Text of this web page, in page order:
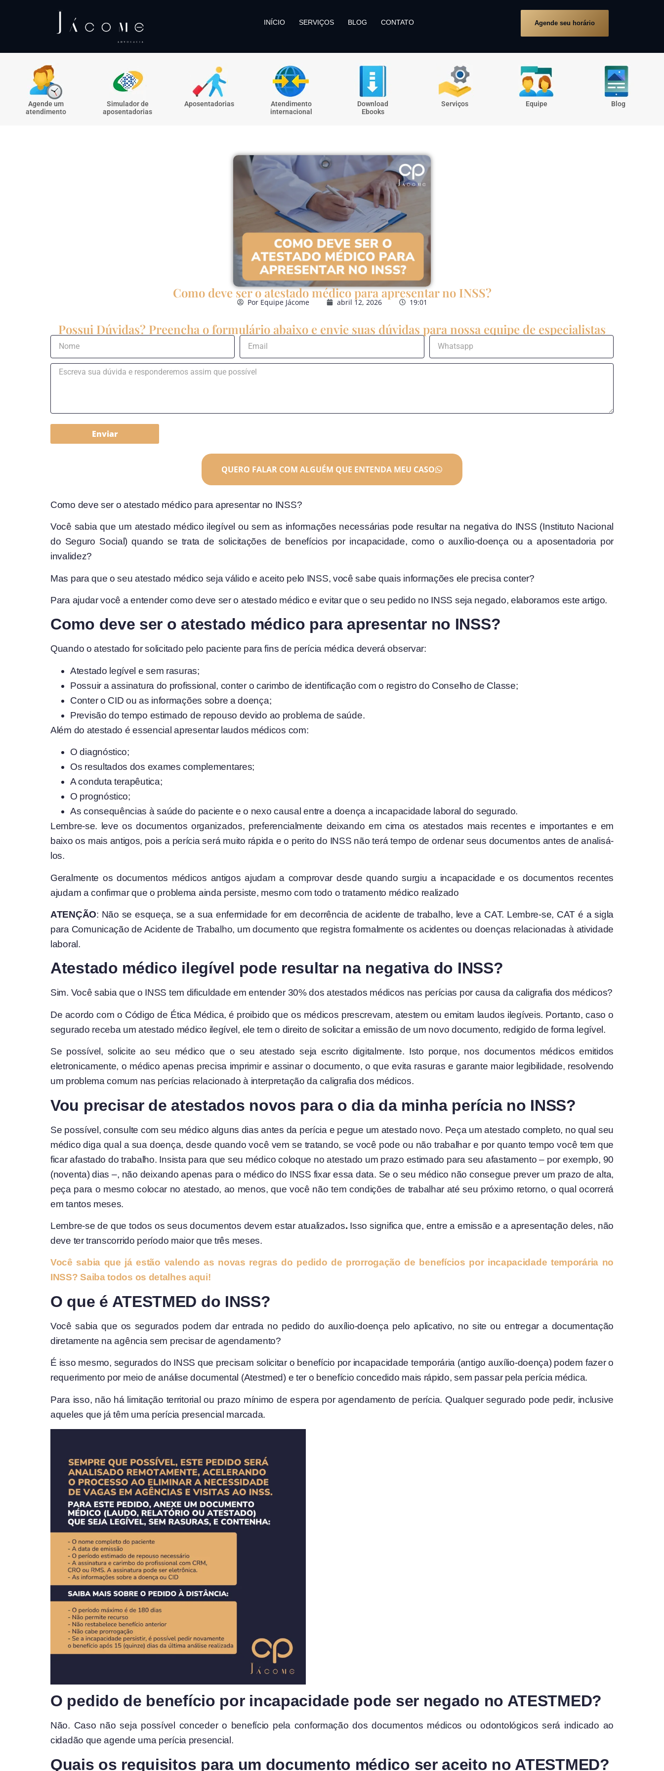
INÍCIO SERVIÇOS BLOG CONTATO Agende seu horário
Agende um
atendimento
Simulador de
aposentadorias
Aposentadorias
Atendimento
internacional
Download
Ebooks
Serviços Equipe Blog
Como deve ser o atestado médico para apresentar no INSS?
PorEquipe Jácome abril 12, 2026 19:01
Possui Dúvidas? Preencha o formulário abaixo e envie suas dúvidas para nossa equipe de especialistas
Enviar
QUERO FALAR COM ALGUÉM QUE ENTENDA MEU CASO
Como deve ser o atestado médico para apresentar no INSS?
Você sabia que um atestado médico ilegível ou sem as informações necessárias pode resultar na negativa do INSS (Instituto Nacional
do Seguro Social) quando se trata de solicitações de benefícios por incapacidade, como o auxílio-doença ou a aposentadoria por
invalidez?
Mas para que o seu atestado médico seja válido e aceito pelo INSS, você sabe quais informações ele precisa conter?
Para ajudar você a entender como deve ser o atestado médico e evitar que o seu pedido no INSS seja negado, elaboramos este artigo.
Como deve ser o atestado médico para apresentar no INSS?
Quando o atestado for solicitado pelo paciente para fins de perícia médica deverá observar:
Atestado legível e sem rasuras;
Possuir a assinatura do profissional, conter o carimbo de identificação com o registro do Conselho de Classe;
Conter o CID ou as informações sobre a doença;
Previsão do tempo estimado de repouso devido ao problema de saúde.
Além do atestado é essencial apresentar laudos médicos com:
O diagnóstico;
Os resultados dos exames complementares;
A conduta terapêutica;
O prognóstico;
As consequências à saúde do paciente e o nexo causal entre a doença a incapacidade laboral do segurado.
Lembre-se. leve os documentos organizados, preferencialmente deixando em cima os atestados mais recentes e importantes e em
baixo os mais antigos, pois a perícia será muito rápida e o perito do INSS não terá tempo de ordenar seus documentos antes de analisá-
los.
Geralmente os documentos médicos antigos ajudam a comprovar desde quando surgiu a incapacidade e os documentos recentes
ajudam a confirmar que o problema ainda persiste, mesmo com todo o tratamento médico realizado
ATENÇÃO: Não se esqueça, se a sua enfermidade for em decorrência de acidente de trabalho, leve a CAT. Lembre-se, CAT é a sigla
para Comunicação de Acidente de Trabalho, um documento que registra formalmente os acidentes ou doenças relacionadas à atividade
laboral.
Atestado médico ilegível pode resultar na negativa do INSS?
Sim. Você sabia que o INSS tem dificuldade em entender 30% dos atestados médicos nas perícias por causa da caligrafia dos médicos?
De acordo com o Código de Ética Médica, é proibido que os médicos prescrevam, atestem ou emitam laudos ilegíveis. Portanto, caso o
segurado receba um atestado médico ilegível, ele tem o direito de solicitar a emissão de um novo documento, redigido de forma legível.
Se possível, solicite ao seu médico que o seu atestado seja escrito digitalmente. Isto porque, nos documentos médicos emitidos
eletronicamente, o médico apenas precisa imprimir e assinar o documento, o que evita rasuras e garante maior legibilidade, resolvendo
um problema comum nas perícias relacionado à interpretação da caligrafia dos médicos.
Vou precisar de atestados novos para o dia da minha perícia no INSS?
Se possível, consulte com seu médico alguns dias antes da perícia e pegue um atestado novo. Peça um atestado completo, no qual seu
médico diga qual a sua doença, desde quando você vem se tratando, se você pode ou não trabalhar e por quanto tempo você tem que
ficar afastado do trabalho. Insista para que seu médico coloque no atestado um prazo estimado para seu afastamento – por exemplo, 90
(noventa) dias –, não deixando apenas para o médico do INSS fixar essa data. Se o seu médico não consegue prever um prazo de alta,
peça para o mesmo colocar no atestado, ao menos, que você não tem condições de trabalhar até seu próximo retorno, o qual ocorrerá
em tantos meses.
Lembre-se de que todos os seus documentos devem estar atualizados. Isso significa que, entre a emissão e a apresentação deles, não
deve ter transcorrido período maior que três meses.
Você sabia que já estão valendo as novas regras do pedido de prorrogação de benefícios por incapacidade temporária no
INSS? Saiba todos os detalhes aqui!
O que é ATESTMED do INSS?
Você sabia que os segurados podem dar entrada no pedido do auxílio-doença pelo aplicativo, no site ou entregar a documentação
diretamente na agência sem precisar de agendamento?
É isso mesmo, segurados do INSS que precisam solicitar o benefício por incapacidade temporária (antigo auxílio-doença) podem fazer o
requerimento por meio de análise documental (Atestmed) e ter o benefício concedido mais rápido, sem passar pela perícia médica.
Para isso, não há limitação territorial ou prazo mínimo de espera por agendamento de perícia. Qualquer segurado pode pedir, inclusive
aqueles que já têm uma perícia presencial marcada.
O pedido de benefício por incapacidade pode ser negado no ATESTMED?
Não. Caso não seja possível conceder o benefício pela conformação dos documentos médicos ou odontológicos será indicado ao
cidadão que agende uma perícia presencial.
Quais os requisitos para um documento médico ser aceito no ATESTMED?